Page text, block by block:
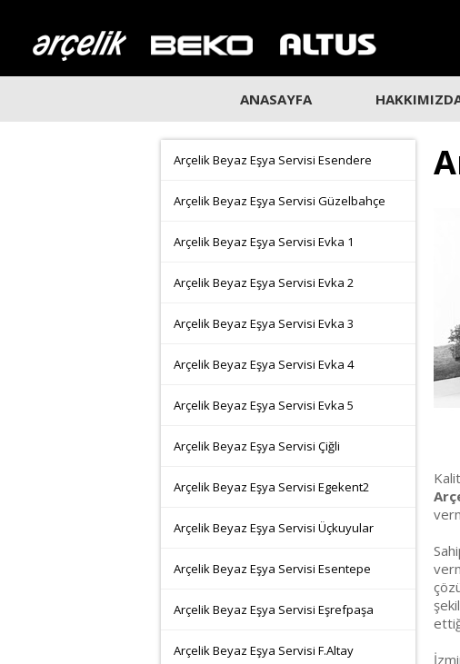
ANASAYFA
Arçelik Beyaz Eşya Servisi Esendere
Arçelik Beyaz Eşya Servisi Güzelbahçe
Arçelik Beyaz Eşya Servisi Evka 1
Arçelik Beyaz Eşya Servisi Evka 2
Arçelik Beyaz Eşya Servisi Evka 3
Arçelik Beyaz Eşya Servisi Evka 4
Arçelik Beyaz Eşya Servisi Evka 5
Arçelik Beyaz Eşya Servisi Çiğli
Arçelik Beyaz Eşya Servisi Egekent2
Arçelik Beyaz Eşya Servisi Üçkuyular
Arçelik Beyaz Eşya Servisi Esentepe
Arçelik Beyaz Eşya Servisi Eşrefpaşa
Arçelik Beyaz Eşya Servisi F.Altay